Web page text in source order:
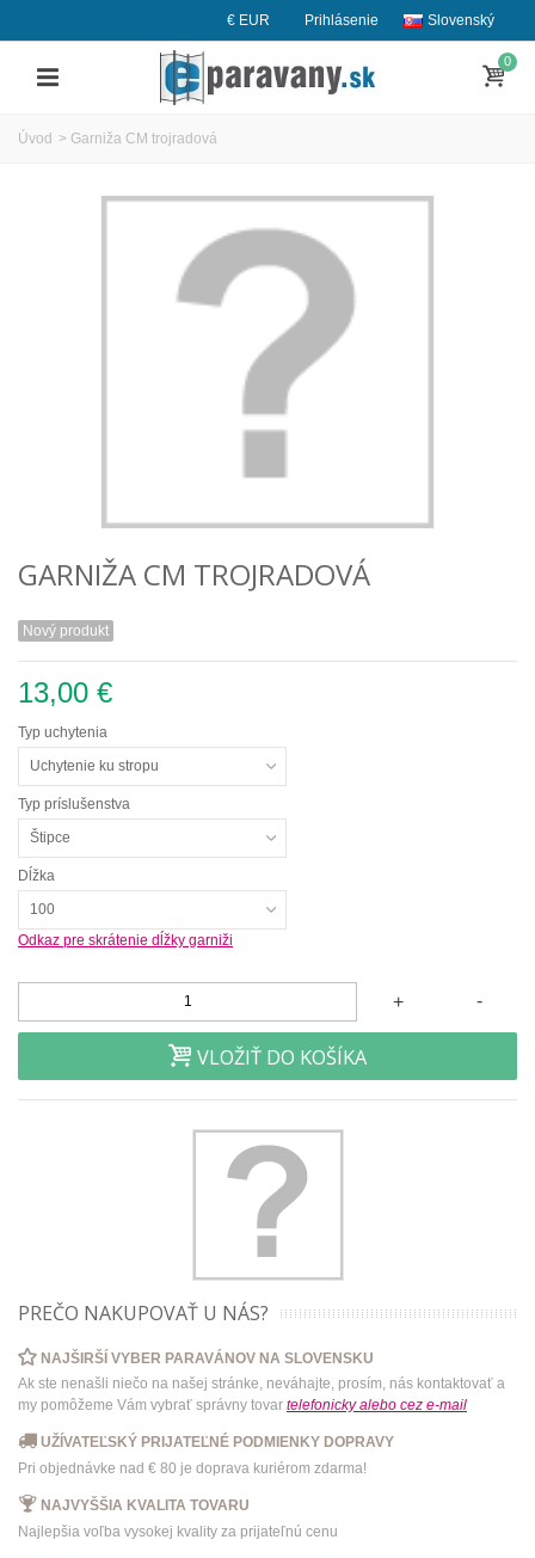
Slovenský
Prihlásenie
€ EUR
0
Úvod > Garniža CM trojradová
GARNIŽA CM TROJRADOVÁ
Nový produkt
13,00 €
Typ uchytenia
Uchytenie ku stropu
Typ príslušenstva
Štipce
Dĺžka
100
Odkaz pre skrátenie dĺžky garniži
-
+
VLOŽIŤ DO KOŠÍKA
PREČO NAKUPOVAŤ U NÁS?
NAJŠIRŠÍ VYBER PARAVÁNOV NA SLOVENSKU
Ak ste nenašli niečo na našej stránke, neváhajte, prosím, nás kontaktovať a
my pomôžeme Vám vybrať správny tovar telefonicky alebo cez e-mail
UŽÍVATEĽSKÝ PRIJATEĽNÉ PODMIENKY DOPRAVY
Pri objednávke nad € 80 je doprava kuriérom zdarma!
NAJVYŠŠIA KVALITA TOVARU
Najlepšia voľba vysokej kvality za prijateľnú cenu